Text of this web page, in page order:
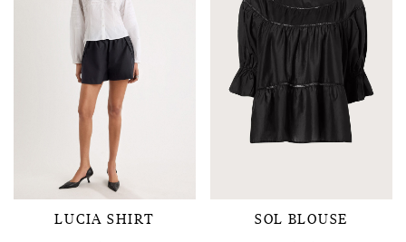
LUCIA SHIRT SOL BLOUSE